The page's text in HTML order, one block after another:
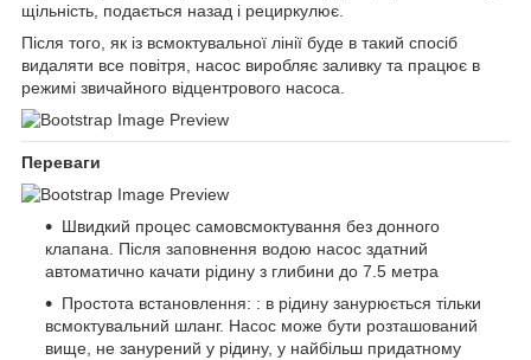
щільність, подається назад і рециркулює.
Після того, як із всмоктувальної лінії буде в такий спосіб
видаляти все повітря, насос виробляє заливку та працює в
режимі звичайного відцентрового насоса.
Переваги
Швидкий процес самовсмоктування без донного
клапана. Після заповнення водою насос здатний
автоматично качати рідину з глибини до 7.5 метра
Простота встановлення: : в рідину занурюється тільки
всмоктувальний шланг. Насос може бути розташований
вище, не занурений у рідину, у найбільш придатному